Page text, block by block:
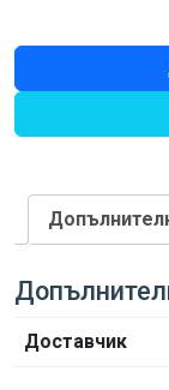
количество
за
Доставчик